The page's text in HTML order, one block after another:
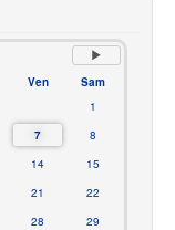
Ven
Sam
1
7
8
14
15
21
22
28
29